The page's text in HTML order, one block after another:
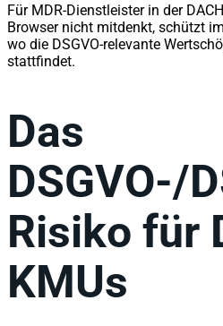
Für MDR-Dienstleister in der
Browser nicht mitdenkt, schützt
wo die DSGVO-relevante
stattfindet.
Das
DSGVO-/
Risiko für
KMUs